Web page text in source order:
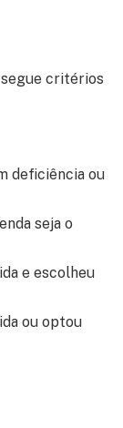
critérios
deficiência ou
seja o
e escolheu
ou optou